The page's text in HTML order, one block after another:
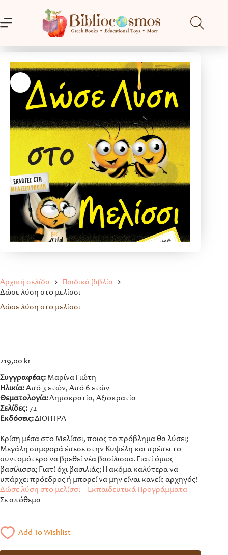
περιεχόμενο
Αρχική σελίδα
Παιδικά βιβλία
Δώσε λύση στο μελίσσι
Δώσε λύση στο μελίσσι
219,00 kr
Συγγραφέας: Μαρίνα Γιώτη
Ηλικία:Από 3 ετών, Από 6 ετών
Θεματολογία:Δημοκρατία, Αξιοκρατία
Σελίδες:72
Εκδόσεις:ΔΙΟΠΤΡΑ
Κρίση μέσα στο Μελίσσι, ποιος το πρόβλημα θα λύσει;
Μεγάλη συμφορά έπεσε στην Κυψέλη και πρέπει το
συντομότερο να βρεθεί νέα βασίλισσα. Γιατί όμως
βασίλισσα; Γιατί όχι βασιλιάς; Ή ακόμα καλύτερα να
υπάρχει πρόεδρος ή μπορεί να μην είναι κανείς αρχηγός!
Δώσε λύση στο μελίσσι​ – Εκπαιδευτικά Προγράμματα
Σε απόθεμα
Add To Wishlist